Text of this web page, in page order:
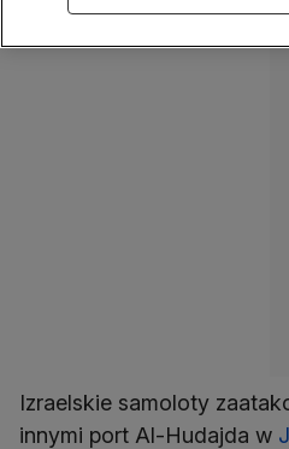
Izraelskie samoloty
innymi port Al-Hudajda w